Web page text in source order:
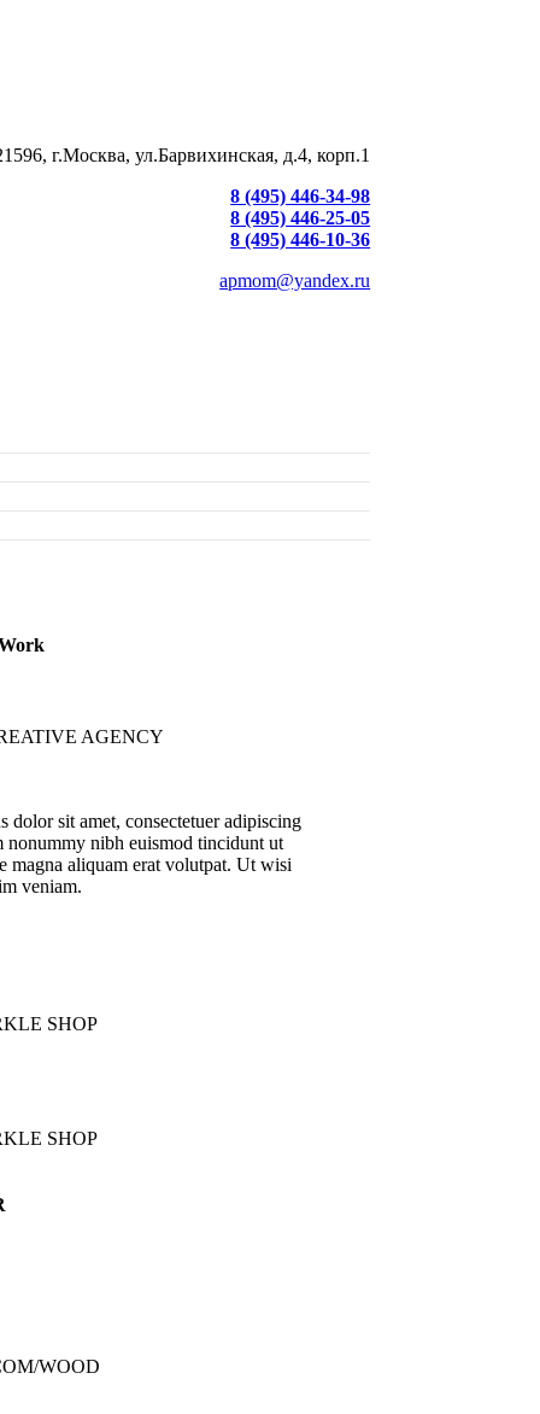
г.Москва, ул.Барвихинская, д.4, корп.1
8 (495) 446-34-98
8 (495) 446-25-05
8 (495) 446-10-36
apmom@yandex.ru
AGENCY
dolor sit amet, consectetuer adipiscing
nonummy nibh euismod tincidunt ut
magna aliquam erat volutpat. Ut wisi
veniam.
SHOP
SHOP
WOOD